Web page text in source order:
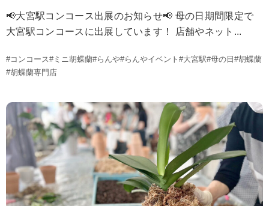
📢大宮駅コンコース出展のお知らせ📢 母の日期間限定で
大宮駅コンコースに出展しています！ 店舗やネット...
#コンコース#ミニ胡蝶蘭#らんや#らんやイベント #大宮駅#母の日 #胡蝶蘭
#胡蝶蘭専門店